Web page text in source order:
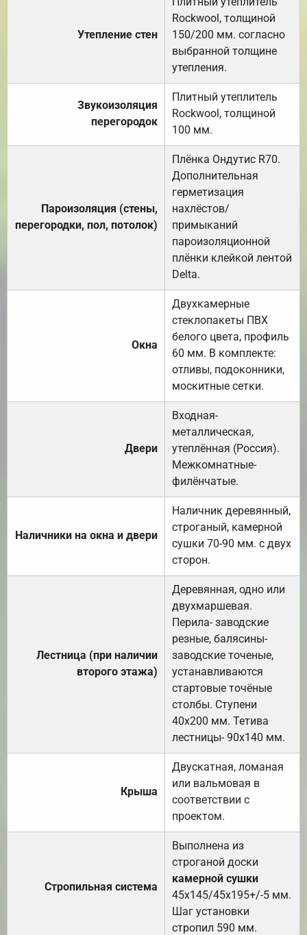
Утепление стен
Rockwool, толщиной
150/200 мм. согласно
выбранной толщине
утепления.
Звукоизоляция
перегородок
Плитный утеплитель
Rockwool, толщиной
100 мм.
Пароизоляция (стены,
перегородки, пол, потолок)
Плёнка Ондутис R70.
Дополнительная
герметизация
нахлёстов/
примыканий
пароизоляционной
плёнки клейкой лентой
Delta.
Окна
Двухкамерные
стеклопакеты ПВХ
белого цвета, профиль
60 мм. В комплекте:
отливы, подоконники,
москитные сетки.
Двери
Входная-
металлическая,
утеплённая (Россия).
Межкомнатные-
филёнчатые.
Наличники на окна и двери
Наличник деревянный,
строганый, камерной
сушки 70-90 мм. с двух
сторон.
Лестница (при наличии
второго этажа)
Деревянная, одно или
двухмаршевая.
Перила- заводские
резные, балясины-
заводские точеные,
устанавливаются
стартовые точёные
столбы. Ступени
40х200 мм. Тетива
лестницы- 90х140 мм.
Крыша
Двускатная, ломаная
или вальмовая в
соответствии с
проектом.
Стропильная система
Выполнена из
строганой доски
камерной сушки
45х145/45х195+/-5 мм.
Шаг установки
стропил 590 мм.